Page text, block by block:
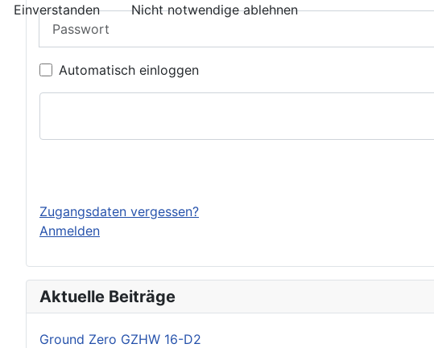
Passwort
Automatisch einloggen
Zugangsdaten vergessen?
Anmelden
Aktuelle Beiträge
Ground Zero GZHW 16-D2
Einverstanden
Nicht notwendige ablehnen